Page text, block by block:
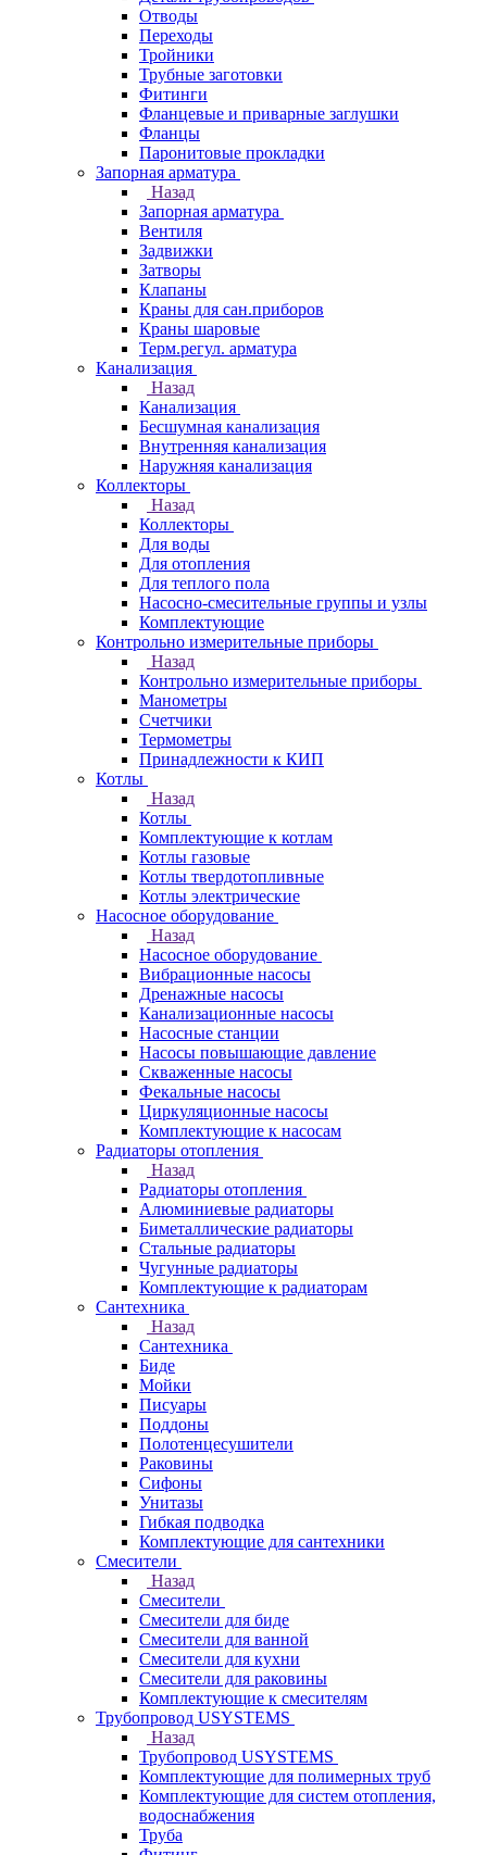
Отводы
Переходы
Тройники
Трубные заготовки
Фитинги
Фланцевые и приварные заглушки
Фланцы
Паронитовые прокладки
Запорная арматура
Назад
Запорная арматура
Вентиля
Задвижки
Затворы
Клапаны
Краны для сан.приборов
Краны шаровые
Терм.регул. арматура
Канализация
Назад
Канализация
Бесшумная канализация
Внутренняя канализация
Наружняя канализация
Коллекторы
Назад
Коллекторы
Для воды
Для отопления
Для теплого пола
Насосно-смесительные группы и узлы
Комплектующие
Контрольно измерительные приборы
Назад
Контрольно измерительные приборы
Манометры
Счетчики
Термометры
Принадлежности к КИП
Котлы
Назад
Котлы
Комплектующие к котлам
Котлы газовые
Котлы твердотопливные
Котлы электрические
Насосное оборудование
Назад
Насосное оборудование
Вибрационные насосы
Дренажные насосы
Канализационные насосы
Насосные станции
Насосы повышающие давление
Скваженные насосы
Фекальные насосы
Циркуляционные насосы
Комплектующие к насосам
Радиаторы отопления
Назад
Радиаторы отопления
Алюминиевые радиаторы
Биметаллические радиаторы
Стальные радиаторы
Чугунные радиаторы
Комплектующие к радиаторам
Сантехника
Назад
Сантехника
Биде
Мойки
Писуары
Поддоны
Полотенцесушители
Раковины
Сифоны
Унитазы
Гибкая подводка
Комплектующие для сантехники
Смесители
Назад
Смесители
Смесители для биде
Смесители для ванной
Смесители для кухни
Смесители для раковины
Комплектующие к смесителям
Трубопровод USYSTEMS
Назад
Трубопровод USYSTEMS
Комплектующие для полимерных труб
Комплектующие для систем отопления,
водоснабжения
Труба